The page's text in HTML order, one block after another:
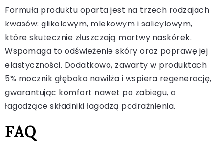
Formuła produktu oparta jest na trzech rodzajach
kwasów: glikolowym, mlekowym i salicylowym,
które skutecznie złuszczają martwy naskórek.
Wspomaga to odświeżenie skóry oraz poprawę jej
elastyczności. Dodatkowo, zawarty w produktach
5% mocznik głęboko nawilża i wspiera regenerację,
gwarantując komfort nawet po zabiegu, a
łagodzące składniki łagodzą podrażnienia.
FAQ